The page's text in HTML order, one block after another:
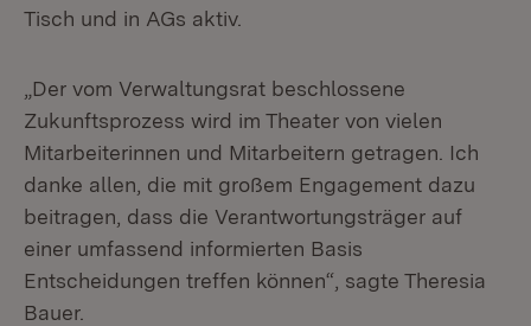
Tisch und in AGs aktiv.
„Der vom Verwaltungsrat beschlossene
Zukunftsprozess wird im Theater von vielen
Mitarbeiterinnen und Mitarbeitern getragen. Ich
danke allen, die mit großem Engagement dazu
beitragen, dass die Verantwortungsträger auf
einer umfassend informierten Basis
Entscheidungen treffen können“, sagte Theresia
Bauer.